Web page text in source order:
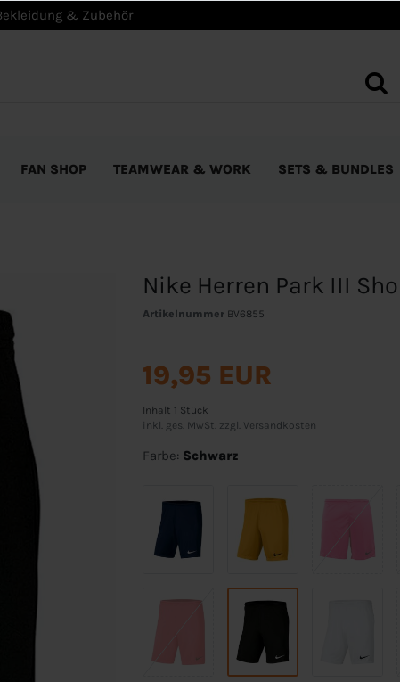
& Zubehör
FAN SHOP TEAMWEAR & WORK SETS & BUNDLES
Nike Herren Park III
Artikelnummer BV6855
19,95 EUR
Inhalt 1 Stück
inkl. ges. MwSt. zzgl. Versandkosten
Farbe: Schwarz